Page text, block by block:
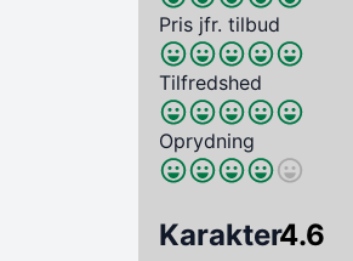
Pris jfr. tilbud
Tilfredshed
Oprydning
Karakter4.6